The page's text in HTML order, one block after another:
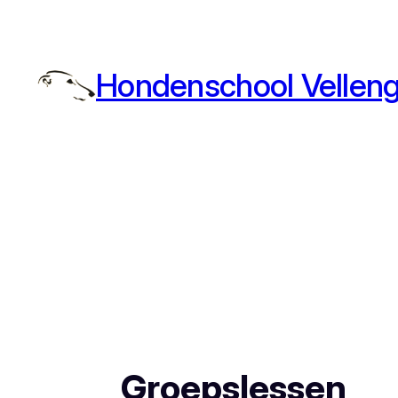
Hondenschool
Groepslessen